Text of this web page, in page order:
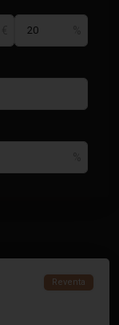
Reventa